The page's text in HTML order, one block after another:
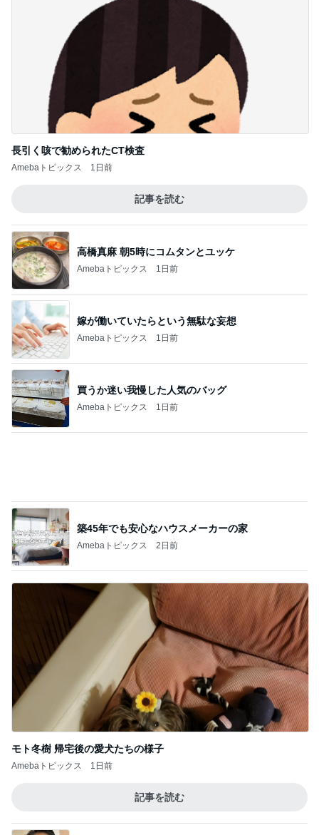
長引く咳で勧められたCT検査
Amebaトピックス 1日前
記事を読む
高橋真麻 朝5時にコムタンとユッケ
Amebaトピックス 1日前
嫁が働いていたらという無駄な妄想
Amebaトピックス 1日前
買うか迷い我慢した人気のバッグ
Amebaトピックス 1日前
築45年でも安心なハウスメーカーの家
Amebaトピックス 2日前
モト冬樹 帰宅後の愛犬たちの様子
Amebaトピックス 1日前
記事を読む